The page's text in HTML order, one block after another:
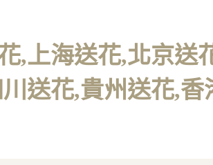
,上海送花,北京送
送花,貴州送花,